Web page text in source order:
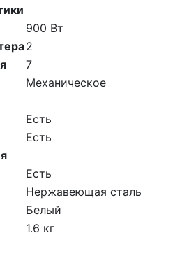
900 Вт
2
7
Механическое
Есть
Есть
Есть
Нержавеющая сталь
Белый
1.6 кг